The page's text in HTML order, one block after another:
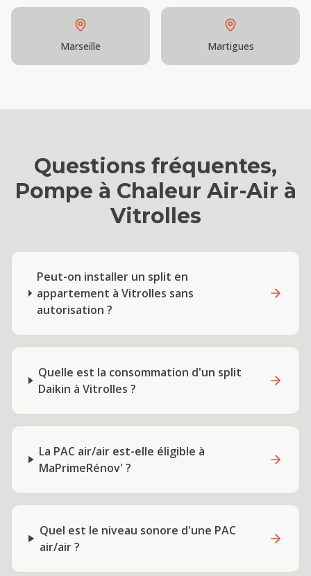
Marseille Martigues
Questions fréquentes,
Pompe à Chaleur Air-Air à
Vitrolles
Peut-on installer un split en
appartement à Vitrolles sans
autorisation ?
Quelle est la consommation d'un split
Daikin à Vitrolles ?
La PAC air/air est-elle éligible à
MaPrimeRénov' ?
Quel est le niveau sonore d'une PAC
air/air ?